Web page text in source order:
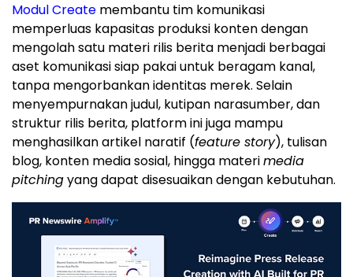
Modul Create membantu tim komunikasi
memperluas kapasitas produksi konten dengan
mengolah satu materi rilis berita menjadi berbagai
aset komunikasi siap pakai untuk beragam kanal,
tanpa mengorbankan identitas merek. Selain
menyempurnakan judul, kutipan narasumber, dan
struktur rilis berita, platform ini juga mampu
menghasilkan artikel naratif (feature story), tulisan
blog, konten media sosial, hingga materimedia
pitchingyang dapat disesuaikan dengan kebutuhan.